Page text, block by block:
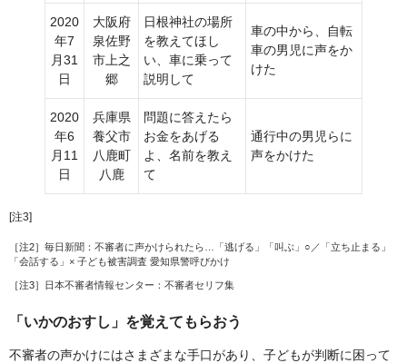
2020
年7
月31
日
大阪府
泉佐野
市上之
郷
日根神社の場所
を教えてほし
い、車に乗って
説明して
車の中から、自転
車の男児に声をか
けた
2020
年6
月11
日
兵庫県
養父市
八鹿町
八鹿
問題に答えたら
お金をあげる
よ、名前を教え
て
通行中の男児らに
声をかけた
[注3]
［注2］ 毎日新聞：不審者に声かけられたら…「逃げる」「叫ぶ」○／「立ち止まる」
「会話する」× 子ども被害調査 愛知県警呼びかけ
［注3］ 日本不審者情報センター：不審者セリフ集
「いかのおすし」を覚えてもらおう
不審者の声かけにはさまざまな手口があり、子どもが判断に困って